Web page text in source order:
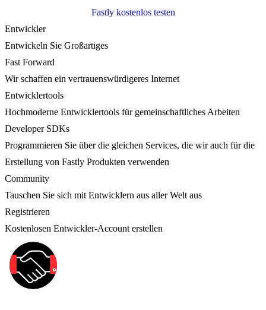
Fastly kostenlos testen
Entwickler
Entwickeln Sie Großartiges
Fast Forward
Wir schaffen ein vertrauenswürdigeres Internet
Entwicklertools
Hochmoderne Entwicklertools für gemeinschaftliches Arbeiten
Developer SDKs
Programmieren Sie über die gleichen Services, die wir auch für die
Erstellung von Fastly Produkten verwenden
Community
Tauschen Sie sich mit Entwicklern aus aller Welt aus
Registrieren
Kostenlosen Entwickler-Account erstellen